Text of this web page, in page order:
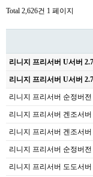
Total 2,626건 1 페이지
리니지 프리서버 U서버
리니지 프리서버 U서버
리니지 프리서버 순정버
리니지 프리서버 겐조서
리니지 프리서버 겐조서
리니지 프리서버 순정버
리니지 프리서버 도도서